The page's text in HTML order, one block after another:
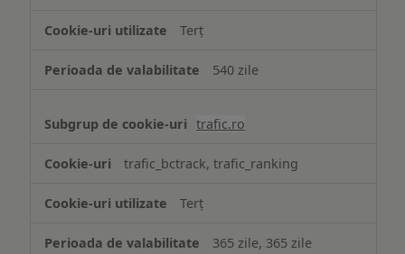
Terț
540 zile
trafic.ro
trafic_bctrack, trafic_ranking
Terț
365 zile, 365 zile